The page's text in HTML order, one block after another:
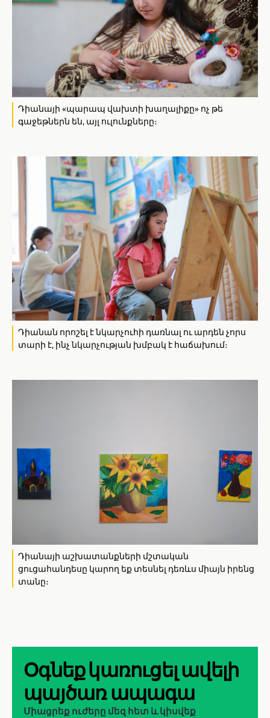
Դիանայի «պարապ վախտի խաղալիքը» ոչ թե
գաջեթներն են, այլ ուլունքները։
Դիանան որոշել է նկարչուհի դառնալ ու արդեն չորս
տարի է, ինչ նկարչության խմբակ է հաճախում։
Դիանայի աշխատանքների մշտական
ցուցահանդեսը կարող եք տեսնել դեռևս միայն իրենց
տանը։
Օգնեք կառուցել ավելի
պայծառ ապագա
Միացրեք ուժերը մեզ հետ և կիսվեք